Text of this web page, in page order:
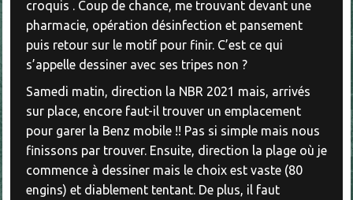
croquis . Coup de chance, me trouvant devant une
pharmacie, opération désinfection et pansement
puis retour sur le motif pour finir. C’est ce qui
s’appelle dessiner avec ses tripes non ?
Samedi matin, direction la NBR 2021 mais, arrivés
sur place, encore faut-il trouver un emplacement
pour garer la Benz mobile !! Pas si simple mais nous
finissons par trouver. Ensuite, direction la plage où je
commence à dessiner mais le choix est vaste (80
engins) et diablement tentant. De plus, il faut